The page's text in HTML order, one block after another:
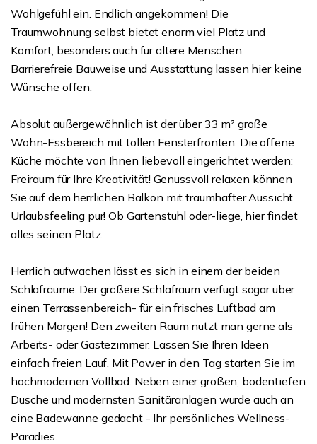
Wohlgefühl ein. Endlich angekommen! Die
Traumwohnung selbst bietet enorm viel Platz und
Komfort, besonders auch für ältere Menschen.
Barrierefreie Bauweise und Ausstattung lassen hier keine
Wünsche offen.
Absolut außergewöhnlich ist der über 33 m² große
Wohn-Essbereich mit tollen Fensterfronten. Die offene
Küche möchte von Ihnen liebevoll eingerichtet werden:
Freiraum für Ihre Kreativität! Genussvoll relaxen können
Sie auf dem herrlichen Balkon mit traumhafter Aussicht.
Urlaubsfeeling pur! Ob Gartenstuhl oder-liege, hier findet
alles seinen Platz.
Herrlich aufwachen lässt es sich in einem der beiden
Schlafräume. Der größere Schlafraum verfügt sogar über
einen Terrassenbereich- für ein frisches Luftbad am
frühen Morgen! Den zweiten Raum nutzt man gerne als
Arbeits- oder Gästezimmer. Lassen Sie Ihren Ideen
einfach freien Lauf. Mit Power in den Tag starten Sie im
hochmodernen Vollbad. Neben einer großen, bodentiefen
Dusche und modernsten Sanitäranlagen wurde auch an
eine Badewanne gedacht - Ihr persönliches Wellness-
Paradies.